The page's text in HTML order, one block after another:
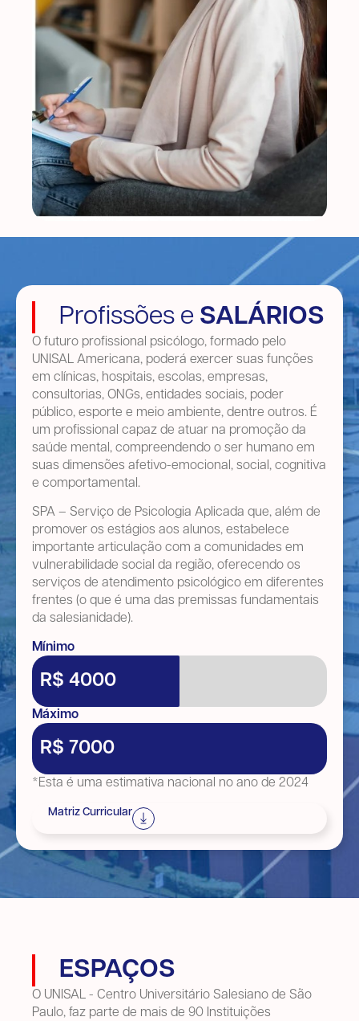
Profissões e SALÁRIOS
O futuro profissional psicólogo, formado pelo
UNISAL Americana, poderá exercer suas funções
em clínicas, hospitais, escolas, empresas,
consultorias, ONGs, entidades sociais, poder
público, esporte e meio ambiente, dentre outros. É
um profissional capaz de atuar na promoção da
saúde mental, compreendendo o ser humano em
suas dimensões afetivo-emocional, social, cognitiva
e comportamental.
SPA – Serviço de Psicologia Aplicada que, além de
promover os estágios aos alunos, estabelece
importante articulação com a comunidades em
vulnerabilidade social da região, oferecendo os
serviços de atendimento psicológico em diferentes
frentes (o que é uma das premissas fundamentais
da salesianidade).
Mínimo
R$ 4000
Máximo
R$ 7000
*Esta é uma estimativa nacional no ano de 2024
Matriz Curricular
ESPAÇOS
O UNISAL - Centro Universitário Salesiano de São
Paulo, faz parte de mais de 90 Instituições